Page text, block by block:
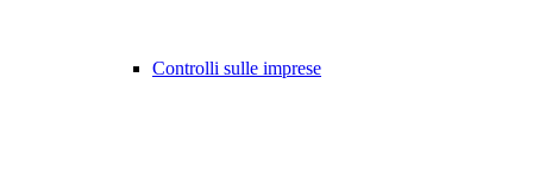
Controlli sulle imprese